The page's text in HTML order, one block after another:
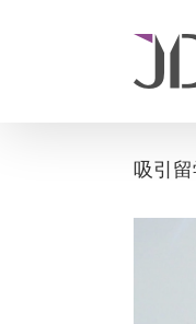
吸引